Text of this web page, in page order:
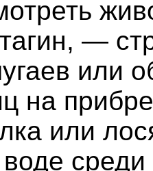
—
или
на
или
воде